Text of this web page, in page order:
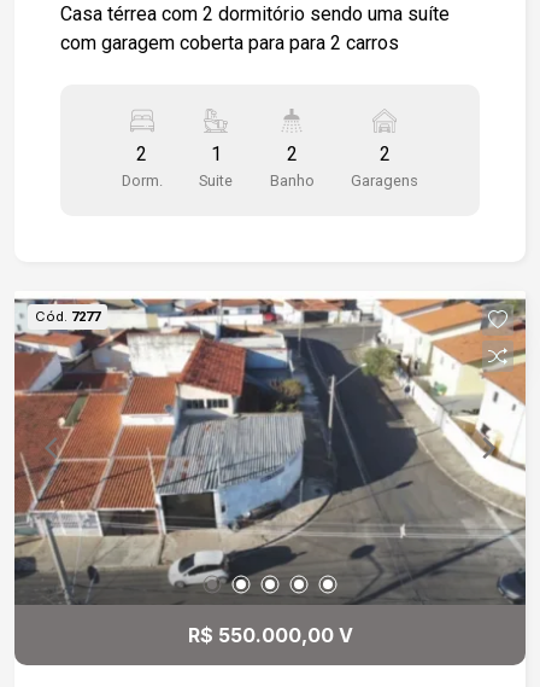
Casa térrea com 2 dormitório sendo uma suíte
com garagem coberta para para 2 carros
2
Dorm.
1
Suite
2
Banho
2
Garagens
Cód. 7277
R$ 550.000,00 V